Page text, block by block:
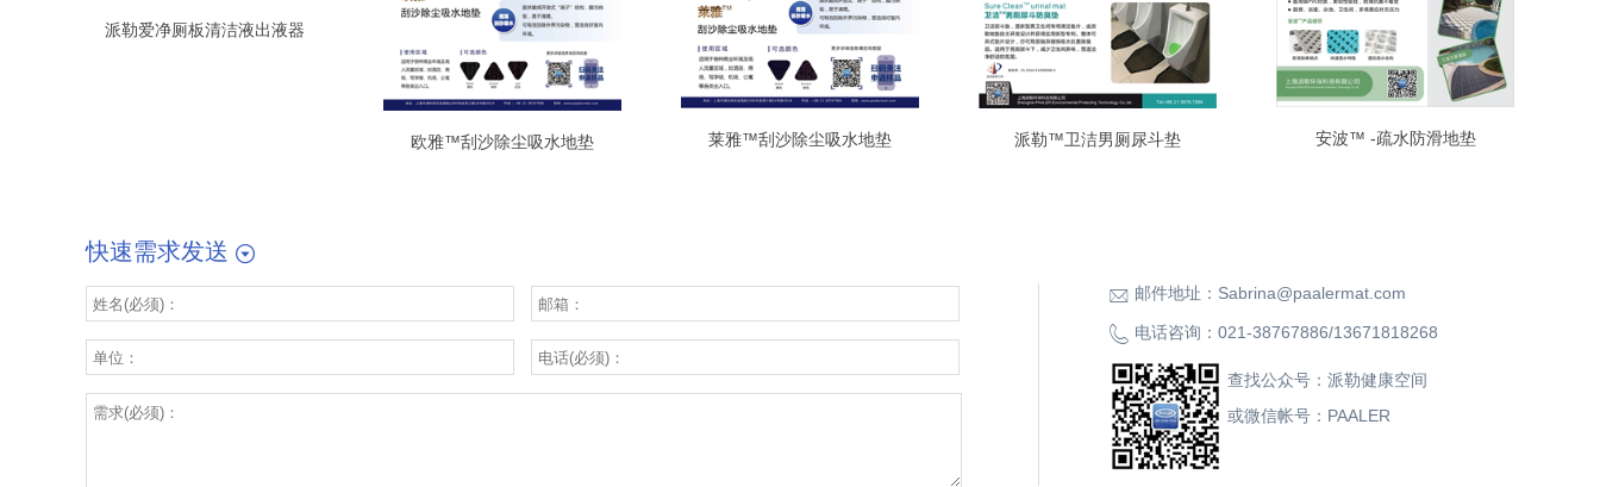
派勒爱净厕板清洁液出液器
欧雅™刮沙除尘吸水地垫 莱雅™刮沙除尘吸水地垫 派勒™卫洁男厕尿斗垫 安波™ -疏水防滑地垫
快速需求发送
邮件地址： Sabrina@paalermat.com
电话咨询： 021-38767886/13671818268
查找公众号：派勒健康空间
或微信帐号：PAALER